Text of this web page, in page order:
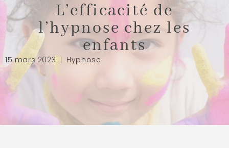
L’efficacité de
l’hypnose chez les
enfants
15 mars 2023 Hypnose